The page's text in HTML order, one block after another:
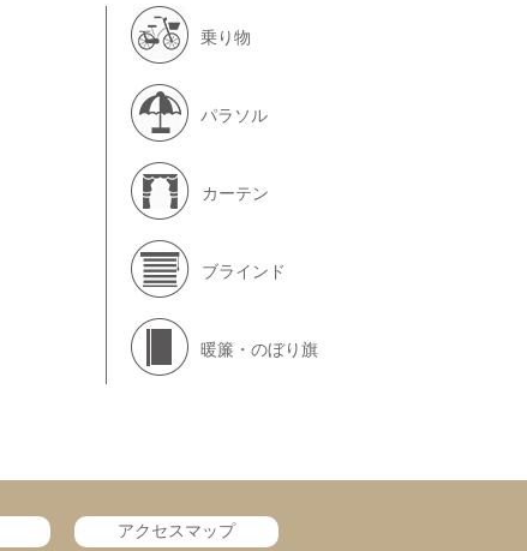
乗り物
パラソル
カーテン
ブラインド
暖簾・のぼり旗
アクセスマップ